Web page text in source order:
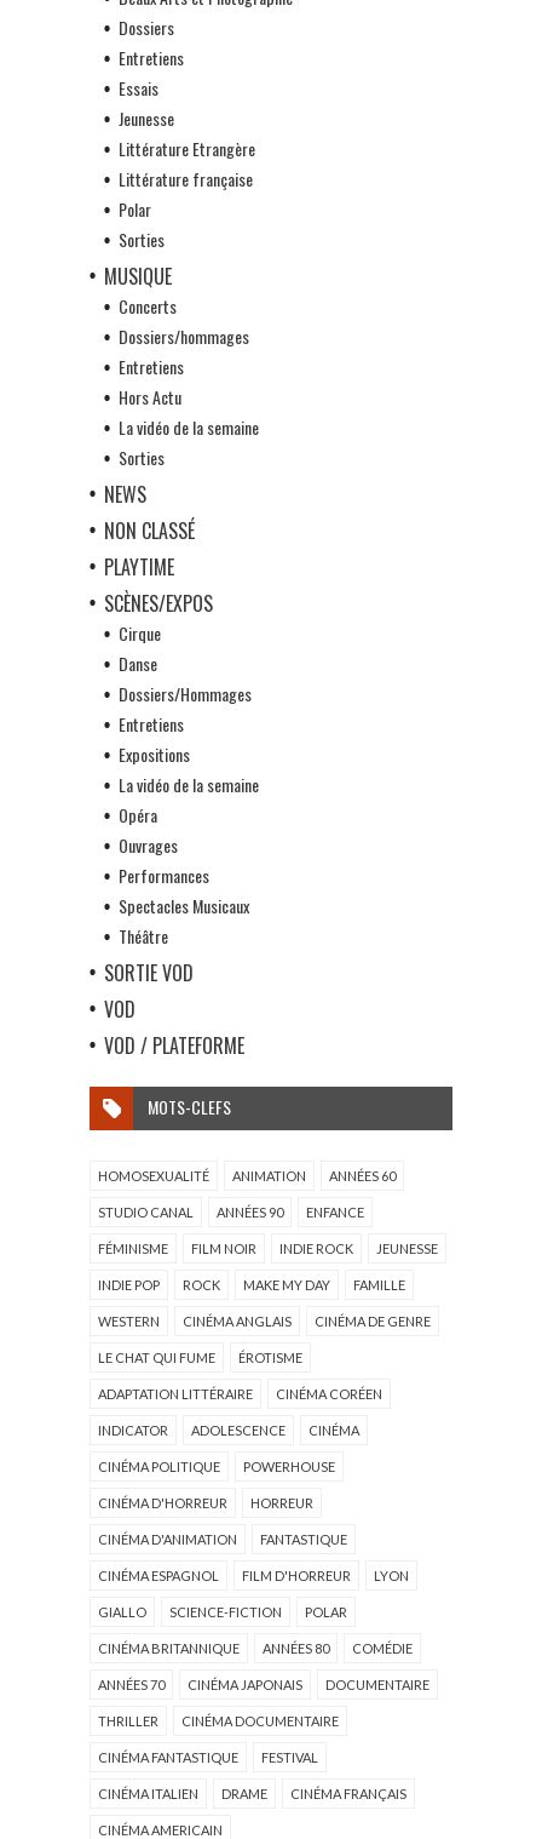
Dossiers
Entretiens
Essais
Jeunesse
Littérature Etrangère
Littérature française
Polar
Sorties
MUSIQUE
Concerts
Dossiers/hommages
Entretiens
Hors Actu
La vidéo de la semaine
Sorties
NEWS
NON CLASSÉ
PLAYTIME
SCÈNES/EXPOS
Cirque
Danse
Dossiers/Hommages
Entretiens
Expositions
La vidéo de la semaine
Opéra
Ouvrages
Performances
Spectacles Musicaux
Théâtre
SORTIE VOD
VOD
VOD / PLATEFORME
MOTS-CLEFS
HOMOSEXUALITÉ ANIMATION ANNÉES 60
STUDIO CANAL ANNÉES 90 ENFANCE
FÉMINISME FILM NOIR INDIE ROCK JEUNESSE
INDIE POP ROCK MAKE MY DAY FAMILLE
WESTERN CINÉMA ANGLAIS CINÉMA DE GENRE
LE CHAT QUI FUME ÉROTISME
ADAPTATION LITTÉRAIRE CINÉMA CORÉEN
INDICATOR ADOLESCENCE CINÉMA
CINÉMA POLITIQUE POWERHOUSE
CINÉMA D'HORREUR HORREUR
CINÉMA D'ANIMATION FANTASTIQUE
CINÉMA ESPAGNOL FILM D'HORREUR LYON
GIALLO SCIENCE-FICTION POLAR
CINÉMA BRITANNIQUE ANNÉES 80 COMÉDIE
ANNÉES 70 CINÉMA JAPONAIS DOCUMENTAIRE
THRILLER CINÉMA DOCUMENTAIRE
CINÉMA FANTASTIQUE FESTIVAL
CINÉMA ITALIEN DRAME CINÉMA FRANÇAIS
CINÉMA AMERICAIN